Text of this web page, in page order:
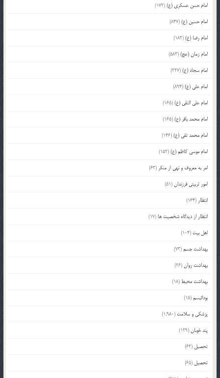
امام حسن عسکری (ع)(172)
امام حسین (ع)(847)
امام رضا (ع)(182)
امام زمان (عج)(583)
امام سجاد (ع)(227)
امام علی (ع)(894)
امام علی النقی (ع)(165)
امام محمد باقر (ع)(165)
امام محمد تقی (ع)(146)
امام موسی کاظم (ع)(152)
امر به معروف و نهی از منکر (63)
امور تربیتی فرزندان(51)
انتظار (164)
انتظار از دیدگاه شخصیت ها (17)
اهل بیت (104)
بهداشت جسم(73)
بهداشت روان(26)
بهداشت محیط (18)
بودائیسم(15)
پزشکی و سلامت (1,980)
پند خوبان(129)
تحصیل (62)
تحصیل (65)